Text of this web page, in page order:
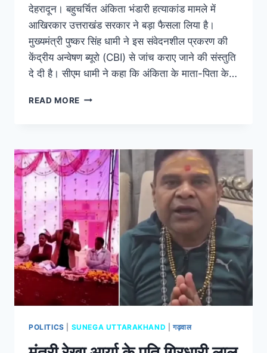
देहरादून। बहुचर्चित अंकिता भंडारी हत्याकांड मामले में
आखिरकार उत्तराखंड सरकार ने बड़ा फैसला लिया है।
मुख्यमंत्री पुष्कर सिंह धामी ने इस संवेदनशील प्रकरण की
केंद्रीय अन्वेषण ब्यूरो (CBI) से जांच कराए जाने की संस्तुति
दे दी है। सीएम धामी ने कहा कि अंकिता के माता-पिता के…
READ MORE
POLITICS SUNEGA UTTARAKHAND |गढ़वाल